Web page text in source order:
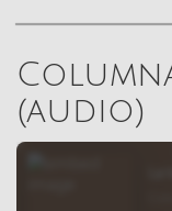
(audio)